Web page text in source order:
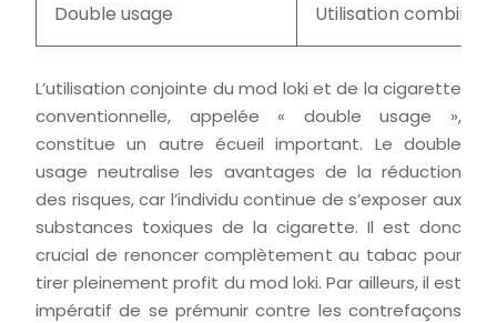
Double usage Utilisation
L’utilisation conjointe du mod loki et de la cigarette
conventionnelle, appelée « double usage »,
constitue un autre écueil important. Le double
usage neutralise les avantages de la réduction
des risques, car l’individu continue de s’exposer aux
substances toxiques de la cigarette. Il est donc
crucial de renoncer complètement au tabac pour
tirer pleinement profit du mod loki. Par ailleurs, il est
impératif de se prémunir contre les contrefaçons